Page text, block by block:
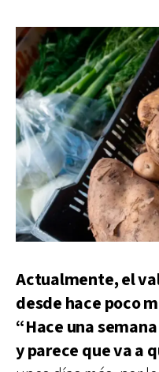
Actualmente, el
desde hace poco
“Hace una
y parece que va a